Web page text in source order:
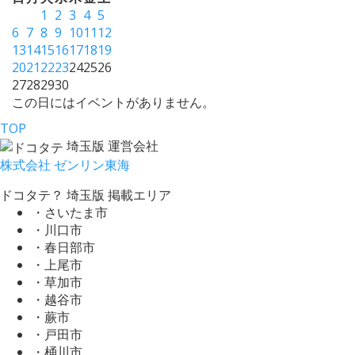
1 2 3 4 5
6 7 8 9 1011 12
13141516171819
20212223242526
27282930
この日にはイベントがありません。
TOP
埼玉版 運営会社
株式会社 ゼンリン東海
ドコタテ？ 埼玉版 掲載エリア
・さいたま市
・川口市
・春日部市
・上尾市
・草加市
・越谷市
・蕨市
・戸田市
・桶川市